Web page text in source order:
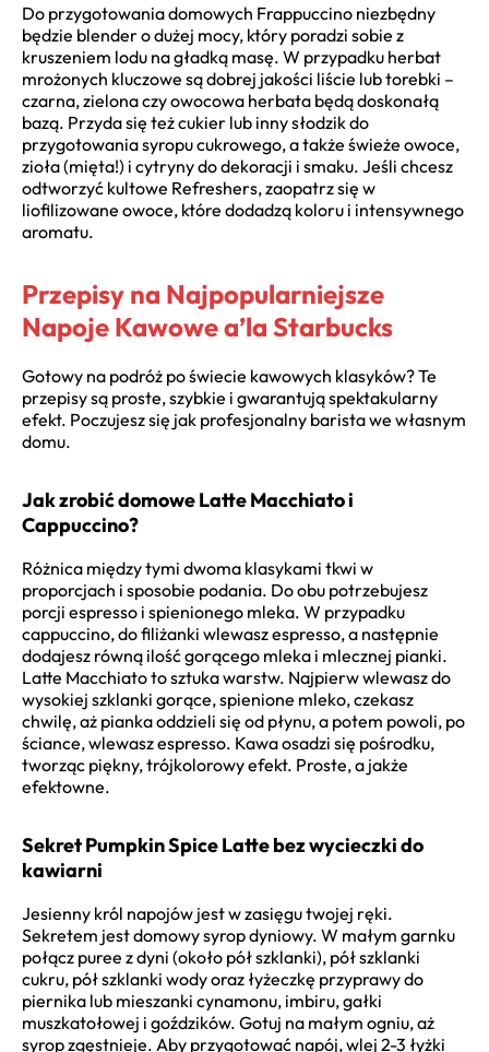
Do przygotowania domowych Frappuccino niezbędny
będzie blender o dużej mocy, który poradzi sobie z
kruszeniem lodu na gładką masę. W przypadku herbat
mrożonych kluczowe są dobrej jakości liście lub torebki –
czarna, zielona czy owocowa herbata będą doskonałą
bazą. Przyda się też cukier lub inny słodzik do
przygotowania syropu cukrowego, a także świeże owoce,
zioła (mięta!) i cytryny do dekoracji i smaku. Jeśli chcesz
odtworzyć kultowe Refreshers, zaopatrz się w
liofilizowane owoce, które dodadzą koloru i intensywnego
aromatu.
Przepisy na Najpopularniejsze
Napoje Kawowe a’la Starbucks
Gotowy na podróż po świecie kawowych klasyków? Te
przepisy są proste, szybkie i gwarantują spektakularny
efekt. Poczujesz się jak profesjonalny barista we własnym
domu.
Jak zrobić domowe Latte Macchiato i
Cappuccino?
Różnica między tymi dwoma klasykami tkwi w
proporcjach i sposobie podania. Do obu potrzebujesz
porcji espresso i spienionego mleka. W przypadku
cappuccino, do filiżanki wlewasz espresso, a następnie
dodajesz równą ilość gorącego mleka i mlecznej pianki.
Latte Macchiato to sztuka warstw. Najpierw wlewasz do
wysokiej szklanki gorące, spienione mleko, czekasz
chwilę, aż pianka oddzieli się od płynu, a potem powoli, po
ściance, wlewasz espresso. Kawa osadzi się pośrodku,
tworząc piękny, trójkolorowy efekt. Proste, a jakże
efektowne.
Sekret Pumpkin Spice Latte bez wycieczki do
kawiarni
Jesienny król napojów jest w zasięgu twojej ręki.
Sekretem jest domowy syrop dyniowy. W małym garnku
połącz puree z dyni (około pół szklanki), pół szklanki
cukru, pół szklanki wody oraz łyżeczkę przyprawy do
piernika lub mieszanki cynamonu, imbiru, gałki
muszkatołowej i goździków. Gotuj na małym ogniu, aż
syrop zgęstnieje. Aby przygotować napój, wlej 2-3 łyżki